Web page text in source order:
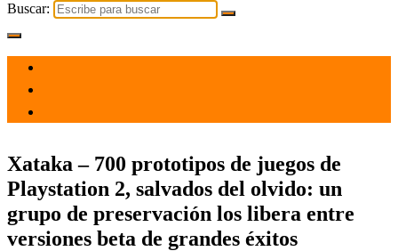
Buscar:
Xataka – 700 prototipos de juegos de
Playstation 2, salvados del olvido: un
grupo de preservación los libera entre
versiones beta de grandes éxitos